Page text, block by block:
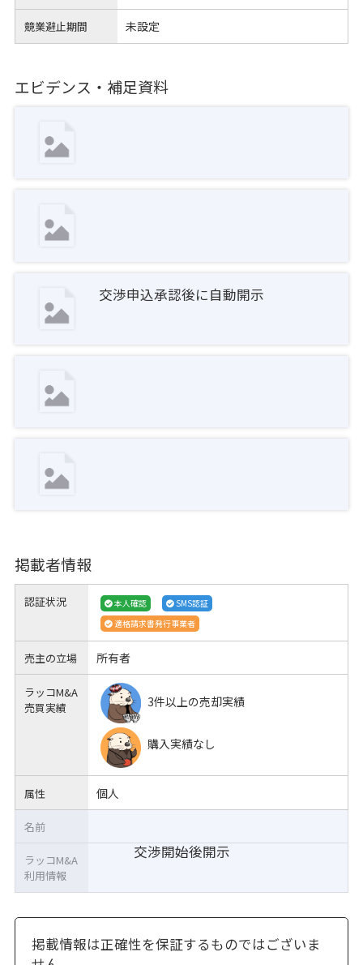
競業避止期間 未設定
エビデンス・補足資料
交渉申込承認後に自動開示
掲載者情報
認証状況 本人確認
SMS認証
適格請求書発行事業者
売主の立場 所有者
ラッコM&A
売買実績
3件以上の売却実績
購入実績なし
属性 個人
交渉開始後開示
名前
ラッコM&A
利用情報
掲載情報は正確性を保証するものではございま